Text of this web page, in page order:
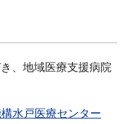
、地域医療支援病院
水戸医療センター